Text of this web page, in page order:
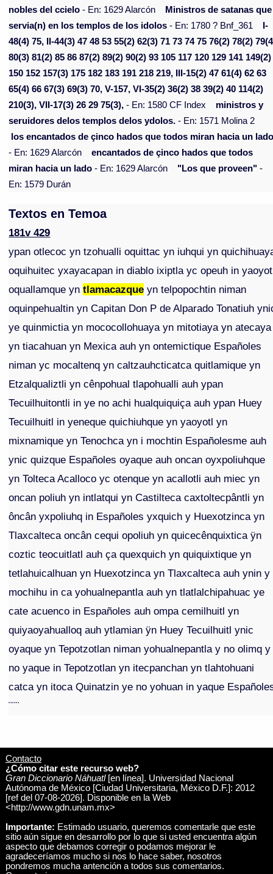
nobles del ccielo - En: 1629 Alarcón
Ministros de satanas que
servia(n) en los templos de los idolos - En: 1780 ? Bnf_361
I-
48(4) 75, II-44(3) 47 48 53 55(2) 62(3) 71 73 74 75 76(2) 78(2)
80(3) 81(2) 85 86 87(2) 89(2) 90(2) 93 105 117 120 129 141 149(2)
150 152 157(3) 175 182 183 191 218 219, III-15(2) 47 61(4) 62 63
65(4) 66 67(3) 69(3) 70, V-157, VI-35(2) 36(2) 38 39(2) 40 114(2)
210(3), VII-17(3) 26 29 75(3), - En: 1580 CF Index
ministros y
seruidores delos templos delos ydolos. - En: 1571 Molina 2
los encantados de çinco hados que todos miran hacia un
- En: 1629 Alarcón
encantados de çinco hados que todos
miran hacia un lado - En: 1629 Alarcón "Los que proveen" -
En: 1579 Durán
Textos en Temoa
181v 429
ypan otlecoc yn tzohualli oquittac yn iuhqui yn
oquihuitec yxayacapan in diablo ixiptla yc opeuh in
oquallamque yntlamacazque yn telpopochtin niman
oquinpehualtin yn Capitan Don P de Alparado Tonatiuh
ye quinmictia yn mococollohuaya yn mitotiaya yn atecaya
yn tiacahuan yn Mexica auh yn ontemictique Españoles
niman yc mocaltenq yn caltzauhcticatca quitlamique yn
Etzalqualiztli yn cênpohual tlapohualli auh ypan
Tecuilhuitontli in ye no achi hualquiquiça auh ypan Huey
Tecuilhuitl in yeneque quichiuhque yn yaoyotl yn
mixnamique yn Tenochca yn i mochtin Españolesme auh
ynic quizque Españoles oyaque auh oncan oyxpoliuhque
yn Tolteca Acalloco yc otenque yn acallotli auh miec yn
oncan poliuh yn intlatqui yn Castilteca caxtoltecpântli yn
ôncân yxpoliuhq in Españoles yxquich y Huexotzinca yn
Tlaxcalteca oncân cequi opoliuh yn quicecênquixtica ÿn
coztic teocuitlatl auh ça quexquich yn quiquixtique yn
tetlahuicalhuan yn Huexotzinca yn Tlaxcalteca auh ynin y
mochihu in ca yohualnepantla auh yn tlatlalchipahuac ye
cate acuenco in Españoles auh ompa cemilhuitl yn
quiyaoyahualloq auh ytlamian ÿn Huey Tecuilhuitl ynic
oyaque yn Tepotzotlan niman yohualnepantla y no olimq y
no yaque in Tepotzotlan yn itecpanchan yn tlahtohuani
catca yn itoca Quinatzin ye no yohuan in yaque
¨¨¨
Contacto
¿Cómo citar este recurso web?
Gran Diccionario Náhuatl[en línea]. Universidad Nacional
Autónoma de México [Ciudad Universitaria, México D.F.]: 2012
[ref del 07-08-2026]. Disponible en la Web
<http://www.gdn.unam.mx>
Importante: Estimado usuario, queremos comentarle que este
sitio aún sigue en desarrollo por lo que si usted encuentra algún
aspecto que debamos corregir o podamos mejorar le
agradeceríamos mucho si nos lo hace saber, nosotros
pondremos mucha antención a todos sus comentarios.